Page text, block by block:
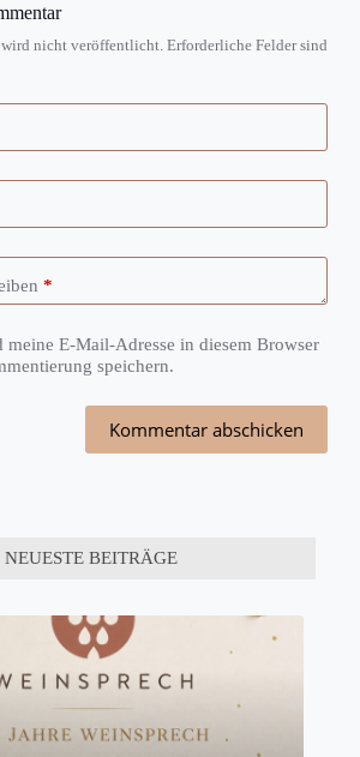
nicht veröffentlicht. Erforderliche Felder sind
*
meine E-Mail-Adresse in diesem Browser
speichern.
Kommentar abschicken
NEUESTE BEITRÄGE